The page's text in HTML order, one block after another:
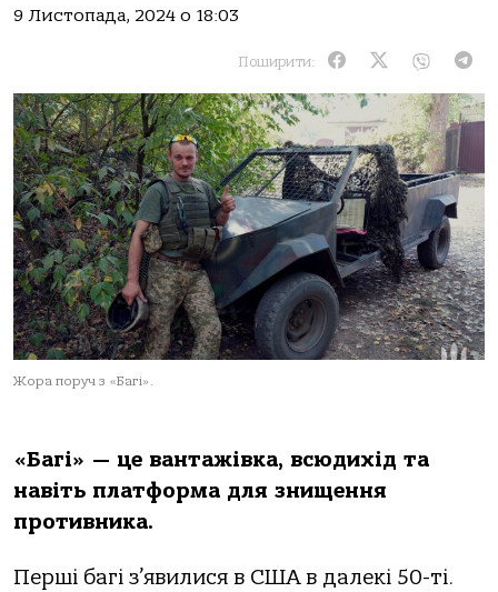
9 Листопада, 2024 о 18:03
Поширити:
Жора поруч з «Багі».
«Багі» — це вантажівка, всюдихід та
навіть платформа для знищення
противника.
Перші багі з’явилися в США в далекі 50-ті.